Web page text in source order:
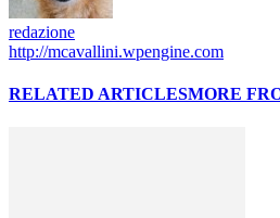
redazione
http://mcavallini.wpengine.com
RELATED ARTICLESMORE